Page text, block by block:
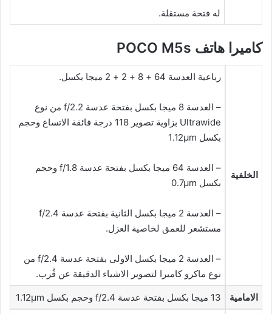
له فتحة مستقلة.
كاميرا هاتف POCO M5s
الخلفية
رباعية العدسة 64 + 8 + 2 + 2 ميجا بكسل.
– العدسة 8 ميجا بكسل بفتحة عدسة f/2.2 من نوع
Ultrawide بزاوية تصوير 118 درجة فائقة الاتساع وحجم
بكسل 1.12µm
– العدسة 64 ميجا بكسل بفتحة عدسة f/1.8 وحجم
بكسل 0.7µm
– العدسة 2 ميجا بكسل الثانية بفتحة عدسة f/2.4
مستشعر للعمق لخاصية العزل.
– العدسة 2 ميجا بكسل الاولى بفتحة عدسة f/2.4 من
نوع ماكرو كاميرا لتصوير الاشياء الدقيقة عن قُرب.
الامامية 13 ميجا بكسل بفتحة عدسة f/2.4 وحجم بكسل 1.12µm